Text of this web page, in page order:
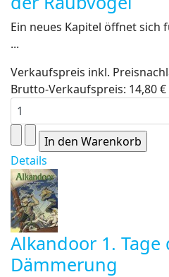
Ein neues Kapitel öffnet sich
...
Verkaufspreis inkl.
Brutto-Verkaufspreis: 14,80 €
Details
Alkandoor 1. Tage
Dämmerung